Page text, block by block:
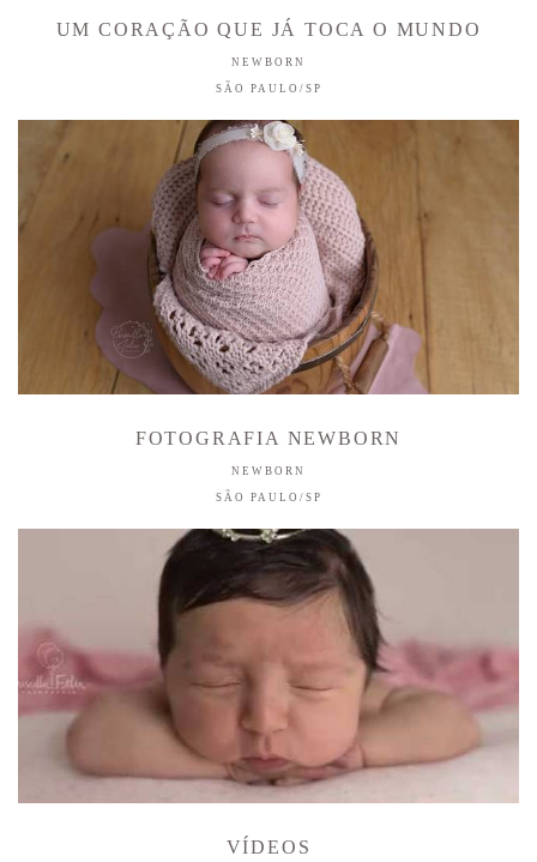
UM CORAÇÃO QUE JÁ TOCA O MUNDO
NEWBORN
SÃO PAULO/SP
FOTOGRAFIA NEWBORN
NEWBORN
SÃO PAULO/SP
VÍDEOS